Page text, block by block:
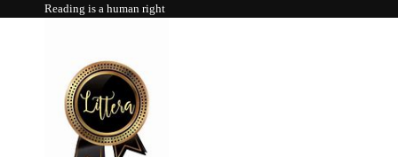
Reading is a human right